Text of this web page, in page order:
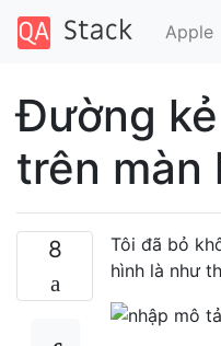
Apple
Đường
trên màn
8
Tôi đã bỏ
hình là như